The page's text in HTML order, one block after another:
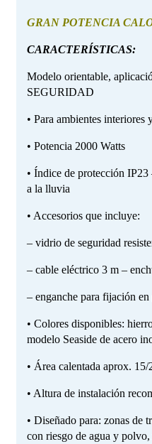
GRAN POTENCIA
CARACTERÍSTICAS:
Modelo orientable,
SEGURIDAD
• Para ambientes interiores
• Potencia 2000 Watts
• Índice de protección IP23
a la lluvia
• Accesorios que incluye:
– vidrio de seguridad
– cable eléctrico 3 m –
– enganche para fijación en
• Colores disponibles:
modelo Seaside de acero
• Área calentada aprox. 15/
• Altura de instalación
• Diseñado para: zonas de
con riesgo de agua y